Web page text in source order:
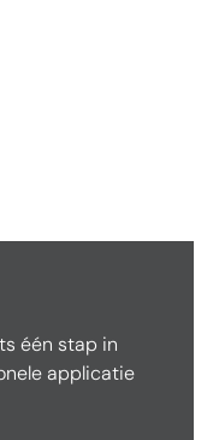
één stap in
applicatie